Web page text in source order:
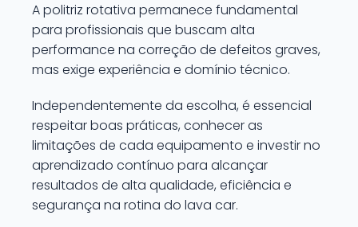
A politriz rotativa permanece fundamental
para profissionais que buscam alta
performance na correção de defeitos graves,
mas exige experiência e domínio técnico.
Independentemente da escolha, é essencial
respeitar boas práticas, conhecer as
limitações de cada equipamento e investir no
aprendizado contínuo para alcançar
resultados de alta qualidade, eficiência e
segurança na rotina do lava car.